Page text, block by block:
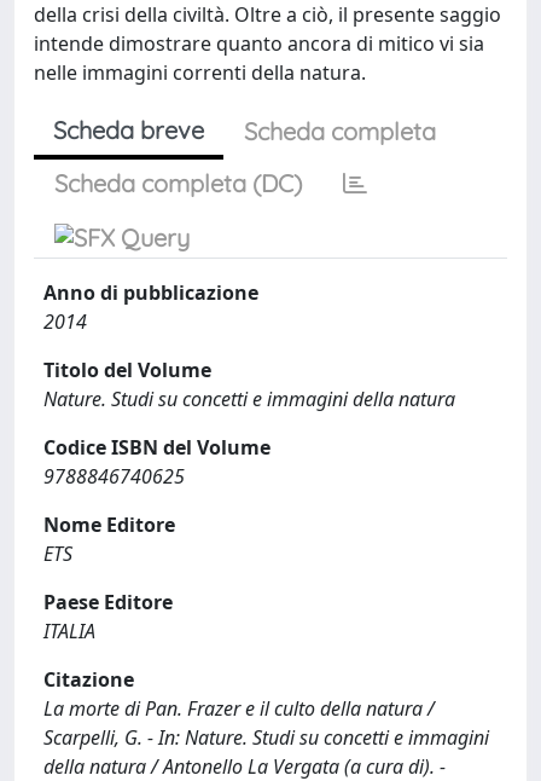
della crisi della civiltà. Oltre a ciò, il presente saggio
intende dimostrare quanto ancora di mitico vi sia
nelle immagini correnti della natura.
Scheda breve
Scheda completa
Scheda completa (DC)
Anno di pubblicazione
2014
Titolo del Volume
Nature. Studi su concetti e immagini della natura
Codice ISBN del Volume
9788846740625
Nome Editore
ETS
Paese Editore
ITALIA
Citazione
La morte di Pan. Frazer e il culto della natura /
Scarpelli, G. - In: Nature. Studi su concetti e immagini
della natura / Antonello La Vergata (a cura di). -